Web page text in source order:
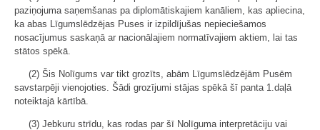
paziņojuma saņemšanas pa diplomātiskajiem kanāliem, kas apliecina,
ka abas Līgumslēdzējas Puses ir izpildījušas nepieciešamos
nosacījumus saskaņā ar nacionālajiem normatīvajiem aktiem, lai tas
stātos spēkā.
(2) Šis Nolīgums var tikt grozīts, abām Līgumslēdzējām Pusēm
savstarpēji vienojoties. Šādi grozījumi stājas spēkā šī panta 1.daļā
noteiktajā kārtībā.
(3) Jebkuru strīdu, kas rodas par šī Nolīguma interpretāciju vai